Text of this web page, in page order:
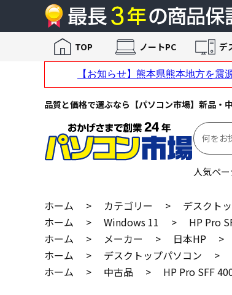
品質と価格で選ぶなら【パソコン市場】新品・
人気ペ
TOP ノートPC デ
ホーム > カテゴリー > デスクト
ホーム
> Windows 11 >
HP Pro
ホーム
> メーカー > 日本HP >
ホーム
> デスクトップパソコン >
ホーム
> 中古品 > HP Pro SFF